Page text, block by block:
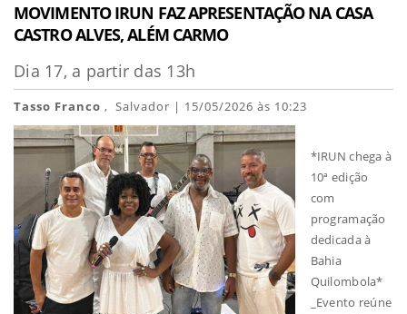
MOVIMENTO IRUN FAZ APRESENTAÇÃO NA CASA
CASTRO ALVES, ALÉM CARMO
Dia 17, a partir das 13h
Tasso Franco , Salvador | 15/05/2026 às 10:23
*IRUN chega à
10ª edição
com
programação
dedicada à
Bahia
Quilombola*
_Evento reúne